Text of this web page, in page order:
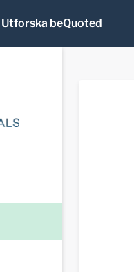
Utforska beQuoted